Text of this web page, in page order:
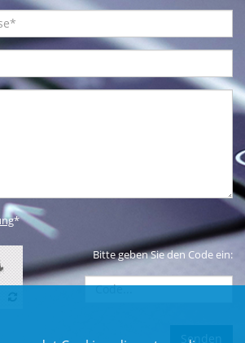
*
Bitte geben Sie den Code ein: